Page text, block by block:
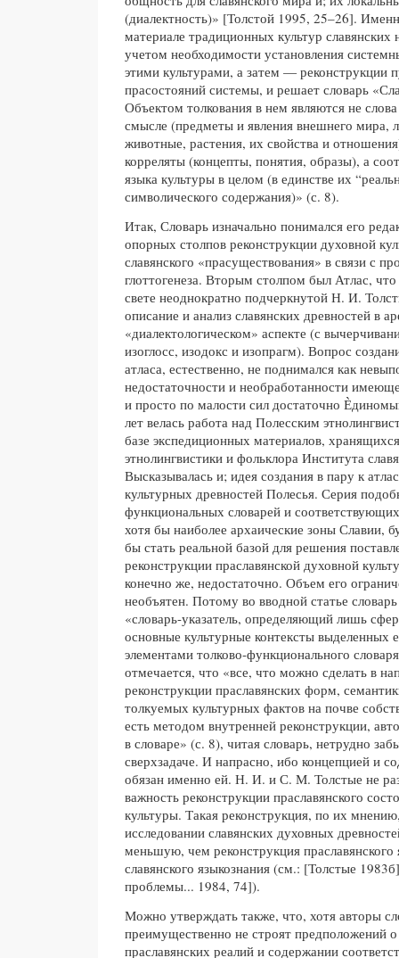
(диалектность)» [Толстой 1995, 25–26].
материале традиционных культур
учетом необходимости установления
этими культурами, а затем — реконструкции
прасостояний системы, и решает словарь
Объектом толкования в нем являются не
смысле (предметы и явления внешнего мира,
животные, растения, их свойства и
корреляты (концепты, понятия, образы), а
языка культуры в целом (в единстве их
символического содержания)» (с. 8).
Итак, Словарь изначально понимался его
опорных столпов реконструкции духовной
славянского «прасуществования» в связи с
глоттогенеза. Вторым столпом был Атлас, что
свете неоднократно подчеркнутой Н. И.
описание и анализ славянских древностей в
«диалектологическом» аспекте (с
изоглосс, изодокс и изопрагм). Вопрос
атласа, естественно, не поднимался как
недостаточности и необработанности
и просто по малости сил достаточно
лет велась работа над Полесским
базе экспедиционных материалов,
этнолингвистики и фольклора Института
Высказывалась и; идея создания в пару к
культурных древностей Полесья. Серия
функциональных словарей и
хотя бы наиболее архаические зоны Славии,
бы стать реальной базой для решения
реконструкции праславянской духовной
конечно же, недостаточно. Объем его
необъятен. Потому во вводной статье
«словарь-указатель, определяющий лишь
основные культурные контексты выделенных
элементами толково-функционального
отмечается, что «все, что можно сделать в
реконструкции праславянских форм,
толкуемых культурных фактов на почве
есть методом внутренней реконструкции,
в словаре» (с. 8), читая словарь, нетрудно
сверхзадаче. И напрасно, ибо концепцией и
обязан именно ей. Н. И. и С. М. Толстые не
важность реконструкции праславянского
культуры. Такая реконструкция, по их
исследовании славянских духовных
меньшую, чем реконструкция праславянского
славянского языкознания (см.: [Толстые
проблемы... 1984, 74]).
Можно утверждать также, что, хотя авторы
преимущественно не строят предположений
праславянских реалий и содержании